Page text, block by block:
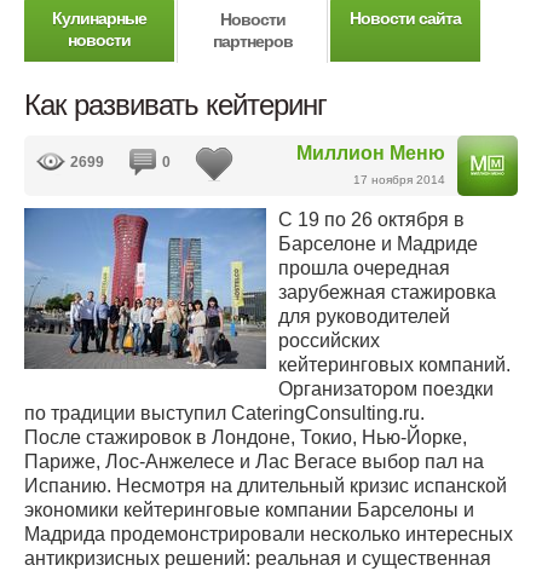
Кулинарные
новости
Новости
партнеров
Новости сайта
Как развивать кейтеринг
Миллион Меню
17 ноября 2014
2699 0
С 19 по 26 октября в
Барселоне и Мадриде
прошла очередная
зарубежная стажировка
для руководителей
российских
кейтеринговых компаний.
Организатором поездки
по традиции выступил CateringConsulting.ru.
После стажировок в Лондоне, Токио, Нью-Йорке,
Париже, Лос-Анжелесе и Лас Вегасе выбор пал на
Испанию. Несмотря на длительный кризис испанской
экономики кейтеринговые компании Барселоны и
Мадрида продемонстрировали несколько интересных
антикризисных решений: реальная и существенная